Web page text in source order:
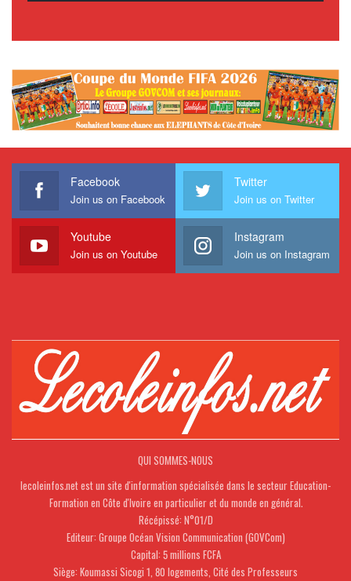
Facebook
Join us on Facebook
Twitter
Join us on Twitter
Youtube
Join us on Youtube
Instagram
Join us on Instagram
QUI SOMMES-NOUS
lecoleinfos.net est un site d'information spécialisée dans le secteur Education-
Formation en Côte d'Ivoire en particulier et du monde en général.
Récépissé: N°01/D
Editeur: Groupe Océan Vision Communication (GOVCom)
Capital: 5 millions FCFA
Siège: Koumassi Sicogi 1, 80 logements, Cité des Professeurs